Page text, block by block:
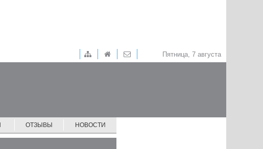
Пятница, 7 августа
ОТЗЫВЫ НОВОСТИ